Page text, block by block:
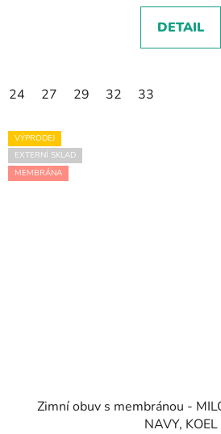
DETAIL
24 27 29 32 33
VÝPRODEJ
EXTERNÍ SKLAD
MEMBRÁNA
Zimní obuv s membránou -
NAVY, KOEL